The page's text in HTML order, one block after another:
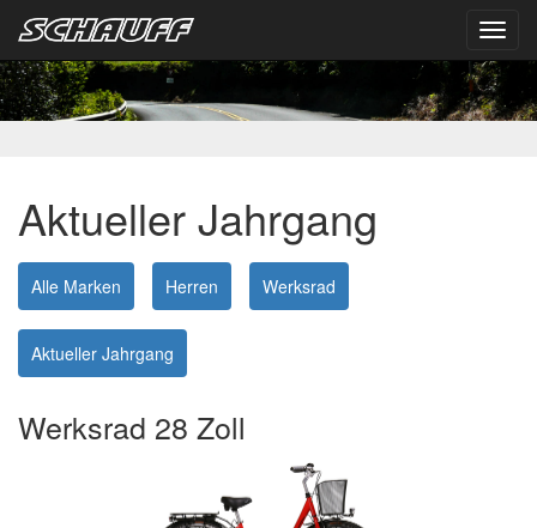
Aktueller Jahrgang
Alle Marken Herren Werksrad
Aktueller Jahrgang
Werksrad 28 Zoll